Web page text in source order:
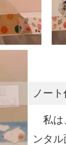
ノー
私は
ンタ